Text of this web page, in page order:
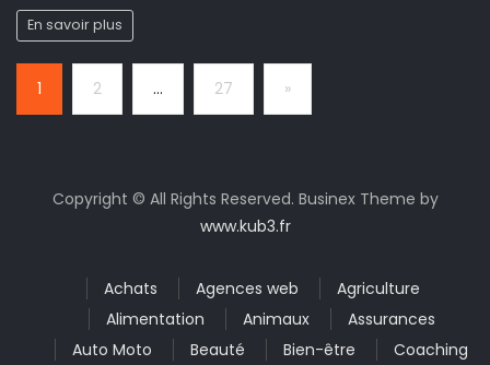
En savoir plus
1 2 … 27 Next
»
Copyright © All Rights Reserved. Businex Theme by
www.kub3.fr
Achats Agences web
Agriculture
Alimentation
Animaux
Assurances
Auto Moto
Beauté Bien-être Coaching